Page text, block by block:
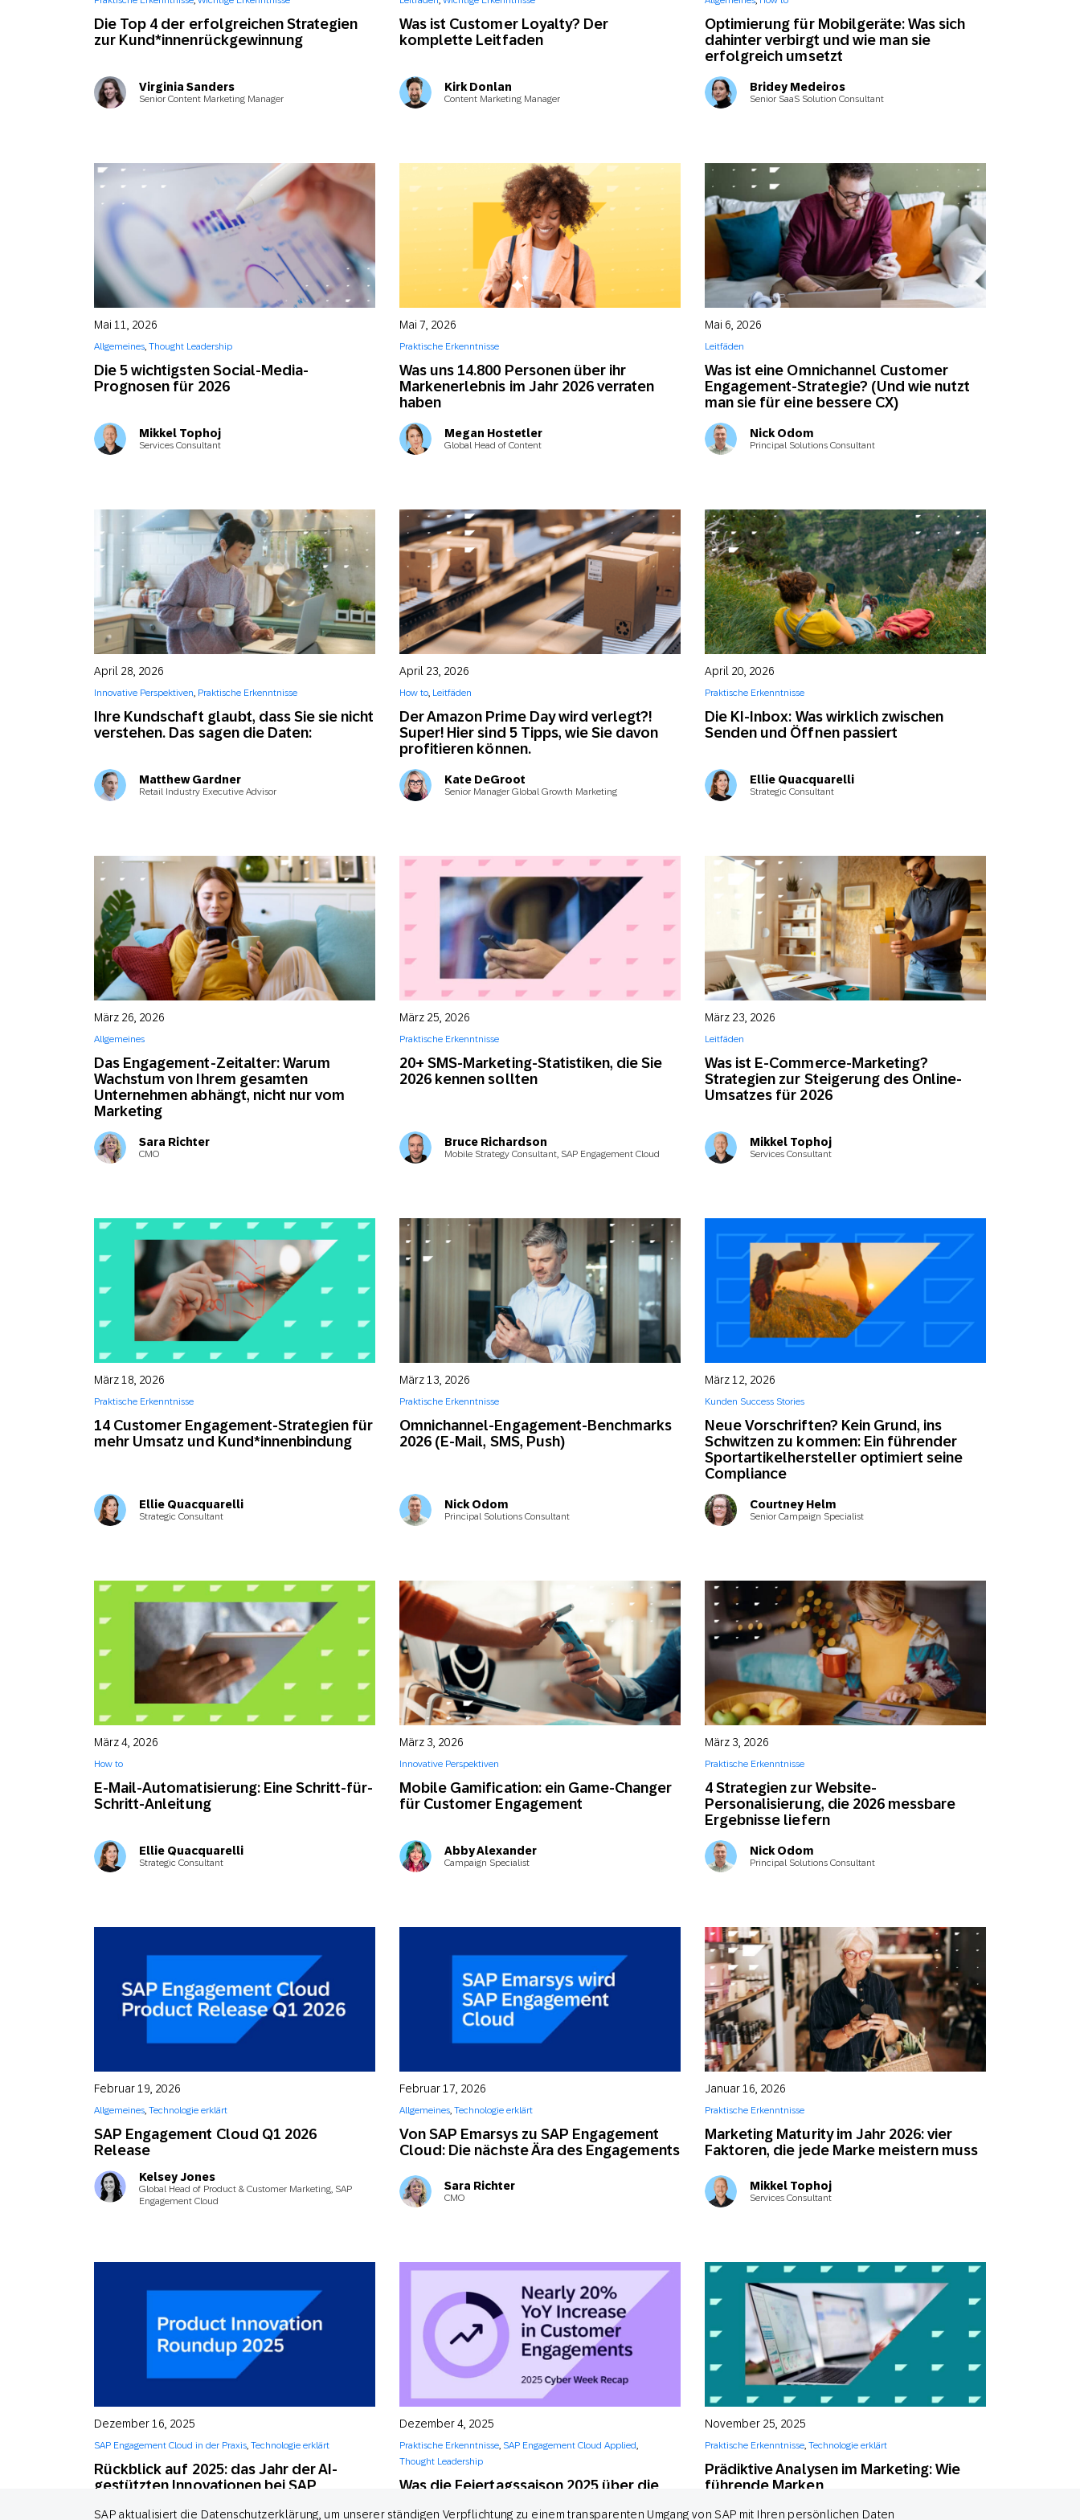
E-Mail Web Mobile Wallet
Messaging
Die Top 4 der erfolgreichen Strategien
zur Kund*innenrückgewinnung
Virginia Sanders
Senior Content Marketing Manager
Was ist Customer Loyalty? Der
komplette Leitfaden
Kirk Donlan
Content Marketing Manager
Optimierung für Mobilgeräte: Was sich
dahinter verbirgt und wie man sie
erfolgreich umsetzt
Bridey Medeiros
Senior SaaS Solution Consultant
Die 5 wichtigsten Social-Media-
Prognosen für 2026
Mai 11, 2026
Allgemeines, Thought Leadership
Mikkel Tophoj
Services Consultant
Was uns 14.800 Personen über ihr
Markenerlebnis im Jahr 2026 verraten
haben
Mai 7, 2026
Praktische Erkenntnisse
Megan Hostetler
Global Head of Content
Was ist eine Omnichannel Customer
Engagement-Strategie? (Und wie nutzt
man sie für eine bessere CX)
Mai 6, 2026
Leitfäden
Nick Odom
Principal Solutions Consultant
Ihre Kundschaft glaubt, dass Sie sie nicht
verstehen. Das sagen die Daten:
April 28, 2026
Innovative Perspektiven, Praktische Erkenntnisse
Matthew Gardner
Retail Industry Executive Advisor
Der Amazon Prime Day wird verlegt?!
Super! Hier sind 5 Tipps, wie Sie davon
profitieren können.
April 23, 2026
How to, Leitfäden
Kate DeGroot
Senior Manager Global Growth Marketing
Die KI-Inbox: Was wirklich zwischen
Senden und Öffnen passiert
April 20, 2026
Praktische Erkenntnisse
Ellie Quacquarelli
Strategic Consultant
Das Engagement-Zeitalter: Warum
Wachstum von Ihrem gesamten
Unternehmen abhängt, nicht nur vom
Marketing
März 26, 2026
Allgemeines
Sara Richter
CMO
20+ SMS-Marketing-Statistiken, die Sie
2026 kennen sollten
März 25, 2026
Praktische Erkenntnisse
Bruce Richardson
Mobile Strategy Consultant, SAP Engagement Cloud
Was ist E-Commerce-Marketing?
Strategien zur Steigerung des Online-
Umsatzes für 2026
März 23, 2026
Leitfäden
Mikkel Tophoj
Services Consultant
14 Customer Engagement-Strategien für
mehr Umsatz und Kund*innenbindung
März 18, 2026
Praktische Erkenntnisse
Ellie Quacquarelli
Strategic Consultant
Omnichannel-Engagement-Benchmarks
2026 (E-Mail, SMS, Push)
März 13, 2026
Praktische Erkenntnisse
Nick Odom
Principal Solutions Consultant
Neue Vorschriften? Kein Grund, ins
Schwitzen zu kommen: Ein führender
Sportartikelhersteller optimiert seine
Compliance
März 12, 2026
Kunden Success Stories
Courtney Helm
Senior Campaign Specialist
E-Mail-Automatisierung: Eine Schritt-für-
Schritt-Anleitung
März 4, 2026
How to
Ellie Quacquarelli
Strategic Consultant
Mobile Gamification: ein Game-Changer
für Customer Engagement
März 3, 2026
Innovative Perspektiven
Abby Alexander
Campaign Specialist
4 Strategien zur Website-
Personalisierung, die 2026 messbare
Ergebnisse liefern
März 3, 2026
Praktische Erkenntnisse
Nick Odom
Principal Solutions Consultant
SAP Engagement Cloud Q1 2026
Release
Februar 19, 2026
Allgemeines, Technologie erklärt
Kelsey Jones
Global Head of Product & Customer Marketing, SAP
Engagement Cloud
Von SAP Emarsys zu SAP Engagement
Cloud: Die nächste Ära des Engagements
Februar 17, 2026
Allgemeines, Technologie erklärt
Sara Richter
CMO
Marketing Maturity im Jahr 2026: vier
Faktoren, die jede Marke meistern muss
Januar 16, 2026
Praktische Erkenntnisse
Mikkel Tophoj
Services Consultant
Rückblick auf 2025: das Jahr der AI-
gestützten Innovationen bei SAP
Dezember 16, 2025
SAP Engagement Cloud in der Praxis, Technologie erklärt
Was die Feiertagssaison 2025 über die
Dezember 4, 2025
Praktische Erkenntnisse, SAP Engagement Cloud Applied,
Thought Leadership
Prädiktive Analysen im Marketing: Wie
führende Marken
November 25, 2025
Praktische Erkenntnisse, Technologie erklärt
SAP aktualisiert die Datenschutzerklärung, um unserer ständigen Verpflichtung zu einem transparenten Umgang von SAP mit Ihren persönlichen Daten